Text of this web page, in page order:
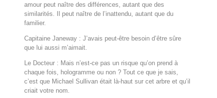
amour peut naître des différences, autant que des
similarités. Il peut naître de l’inattendu, autant que du
familier.
Capitaine Janeway : J’avais peut-être besoin d’être sûre
que lui aussi m’aimait.
Le Docteur : Mais n’est-ce pas un risque qu’on prend à
chaque fois, hologramme ou non ? Tout ce que je sais,
c’est que Michael Sullivan était là-haut sur cet arbre et qu’il
criait votre nom.